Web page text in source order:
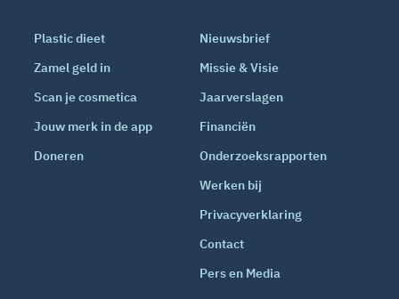
Plastic dieet
Zamel geld in
Scan je cosmetica
Jouw merk in de app
Doneren
Nieuwsbrief
Missie & Visie
Jaarverslagen
Financiën
Onderzoeksrapporten
Werken bij
Privacyverklaring
Contact
Pers en Media